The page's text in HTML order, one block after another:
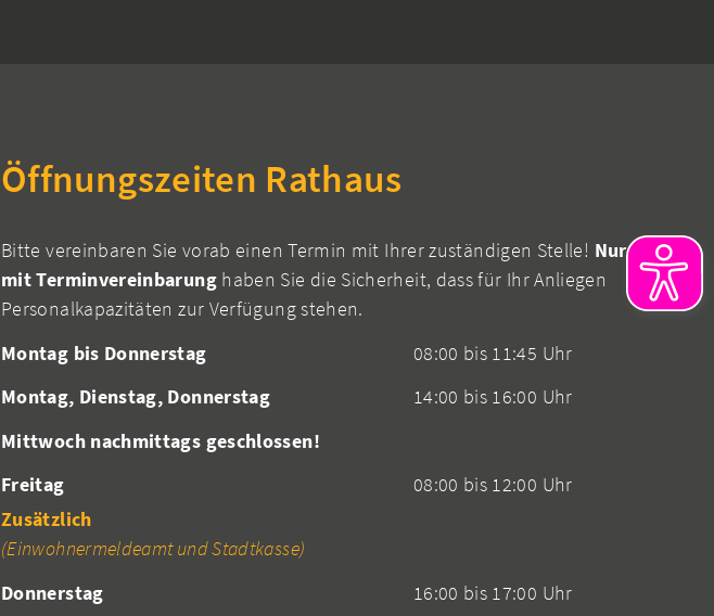
Öffnungszeiten Rathaus
Bitte vereinbaren Sie vorab einen Termin mit Ihrer zuständigen Stelle! Nur
mit Terminvereinbarunghaben Sie die Sicherheit, dass für Ihr Anliegen
Personalkapazitäten zur Verfügung stehen.
Montag bis Donnerstag
Montag, Dienstag, Donnerstag
Mittwoch nachmittags geschlossen!
08:00 bis 11:45 Uhr
14:00 bis 16:00 Uhr
Freitag
08:00 bis 12:00 Uhr
Zusätzlich
(Einwohnermeldeamt und Stadtkasse)
Donnerstag
16:00 bis 17:00 Uhr